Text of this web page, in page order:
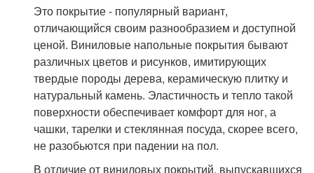
Это покрытие - популярный вариант,
отличающийся своим разнообразием и доступной
ценой. Виниловые напольные покрытия бывают
различных цветов и рисунков, имитирующих
твердые породы дерева, керамическую плитку и
натуральный камень. Эластичность и тепло такой
поверхности обеспечивает комфорт для ног, а
чашки, тарелки и стеклянная посуда, скорее всего,
не разобьются при падении на пол.
В отличие от виниловых покрытий, выпускавшихся